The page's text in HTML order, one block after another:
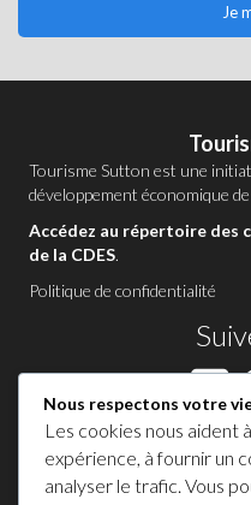
Je
Tourisme Sutton est une
développement économique
Accédez au répertoire des
de la CDES.
Politique de confidentialité
1
Nous respectons votre
Les cookies nous aident
expérience, à fournir un
analyser le trafic. Vous